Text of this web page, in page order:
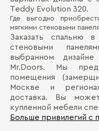
Teddy Evolution 320.
Где выгодно
мягкими стеновыми
Заказать спальню
стеновыми
выбранном
Mr.Doors. Мы
помещения
Москве и
доставка. Вы
купленной мебели
Больше привилегий